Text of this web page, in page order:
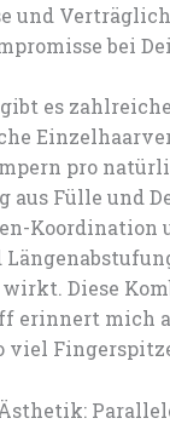
und
bei
es
pro
aus Fülle und
Diese
erinnert mich
viel